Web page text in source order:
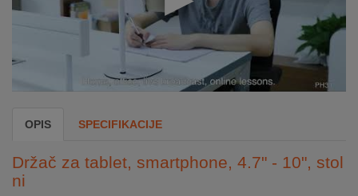
MOJ
AKCIJE
PONUDI
OPIS SPECIFIKACIJE
Držač za tablet, smartphone, 4.7" - 10", stol
ni